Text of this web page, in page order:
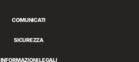
COMUNICATI
SICUREZZA
INFORMAZIONI LEGALI